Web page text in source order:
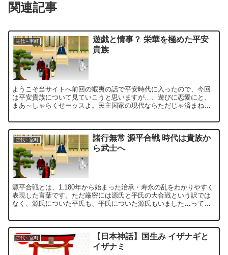
関連記事
古代～室町
遊戯と情事？ 栄華を極めた平安
貴族
ようこそ当サイトへ前回の蝦夷の話で平安時代に入ったので、今回
は平安貴族について見ていこうと思いますが…、遊びに恋愛にと、
まあ～しゃらくせーッスよ。民主国家の現代ならただじゃ済まねー
前...
古代～室町
諸行無常 源平合戦 時代は貴族か
ら武士へ
源平合戦とは、1,180年から始まった治承・寿永の乱をわかりやすく
表現した言葉です。ただ厳密には源氏と平氏の大合戦という訳では
なく、源氏についた平氏も、平氏についた源氏もいました…って感
古代～室町
【日本神話】国生み イザナギと
イザナミ